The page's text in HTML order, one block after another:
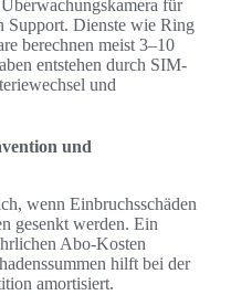
für
Support. Dienste wie Ring
berechnen meist 3–10
entstehen durch SIM-
und
und
wenn Einbruchsschäden
gesenkt werden. Ein
Abo-Kosten
hilft bei der
amortisiert.